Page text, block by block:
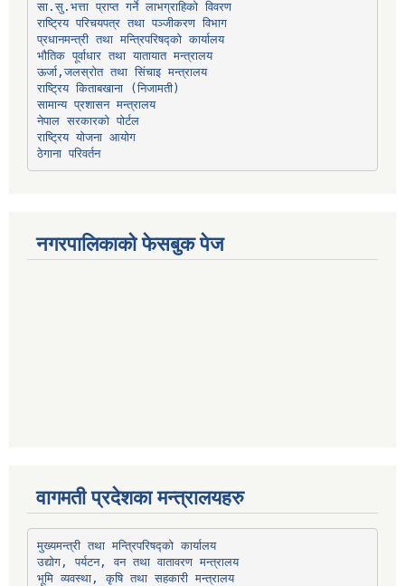
सा.सु.भत्ता प्राप्त गर्ने लाभग्राहिको विवरण
राष्ट्रिय परिचयपत्र तथा पञ्‍जीकरण विभाग
प्रधानमन्त्री तथा मन्त्रिपरिषद्को कार्यालय
भौतिक पूर्वाधार तथा यातायात मन्त्रालय
ऊर्जा,जलस्रोत तथा सिंचाइ मन्त्रालय
सामान्य प्रशासन मन्त्रालय
नेपाल सरकारको पोर्टल
राष्ट्रिय योजना आयोग
ठेगाना परिवर्तन
नगरपालिकाको फेसबुक पेज
वागमती प्रदेशका मन्त्रालयहरु
मुख्यमन्त्री तथा मन्त्रिपरिषद्को कार्यालय
उद्योग, पर्यटन, वन तथा वातावरण मन्त्रालय
भूमि व्यवस्था, कृषि तथा सहकारी मन्त्रालय